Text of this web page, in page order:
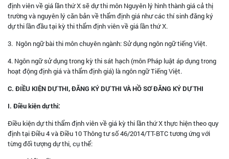
định viên về giá lần thứ X sẽ dự thi môn Nguyên lý hình thành giá cả thị
trường và nguyên lý căn bản về thẩm định giá như các thí sinh đăng ký
dự thi lần đầu tại kỳ thi thẩm định viên về giá lần thứ X.
3. Ngôn ngữ bài thi môn chuyên ngành: Sử dụng ngôn ngữ tiếng Việt.
4. Ngôn ngữ sử dụng trong kỳ thi sát hạch (môn Pháp luật áp dụng trong
hoạt động định giá và thẩm định giá) là ngôn ngữ Tiếng Việt.
C. ĐIỀU KIỆN DỰ THI, ĐĂNG KÝ DỰ THI VÀ HỒ SƠ ĐĂNG KÝ DỰ THI
I. Điều kiện dự thi:
Điều kiện dự thi thẩm định viên về giá kỳ thi lần thứ X thực hiện theo quy
định tại Điều 4 và Điều 10 Thông tư số 46/2014/TT-BTC tương ứng với
từng đối tượng dự thi, cụ thể: